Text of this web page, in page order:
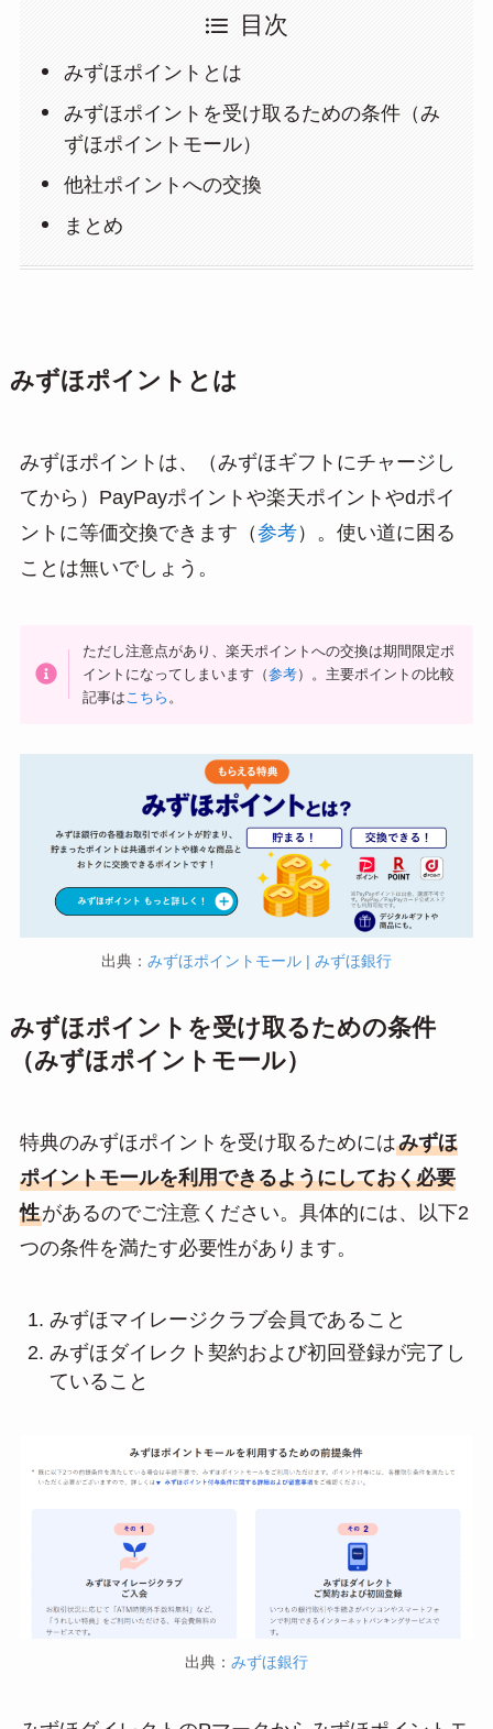
目次
みずほポイントとは
みずほポイントを受け取るための条件（み
ずほポイントモール）
他社ポイントへの交換
まとめ
みずほポイントとは
みずほポイントは、（みずほギフトにチャージし
てから）PayPayポイントや楽天ポイントやdポイ
ントに等価交換できます（参考）。使い道に困る
ことは無いでしょう。
ただし注意点があり、楽天ポイントへの交換は期間限定ポ
イントになってしまいます（参考）。主要ポイントの比較
記事はこちら 。
出典： みずほポイントモール | みずほ銀行
みずほポイントを受け取るための条件
（みずほポイントモール）
特典のみずほポイントを受け取るためにはみずほ
ポイントモールを利用できるようにしておく必要
性があるのでご注意ください。具体的には、以下2
つの条件を満たす必要性があります。
みずほマイレージクラブ会員であること
みずほダイレクト契約および初回登録が完了し
ていること
出典： みずほ銀行